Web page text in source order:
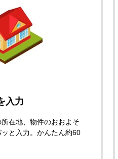
入力
在地、物件のおおよそ
と入力。かんたん約60